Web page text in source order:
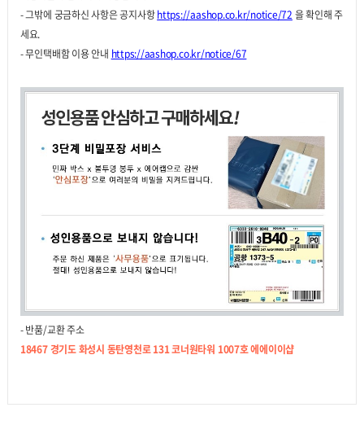
- 그밖에 궁금하신 사항은 공지사항https://aashop.co.kr/notice/72 을 확인해 주
세요.
- 무인택배함 이용 안내 https://aashop.co.kr/notice/67
- 반품/교환 주소
18467 경기도 화성시 동탄영천로 131 코너원타워 1007호 에에이이샵